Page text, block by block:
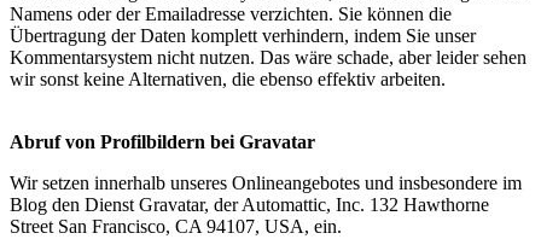
Namens oder der Emailadresse verzichten. Sie können die
Übertragung der Daten komplett verhindern, indem Sie unser
Kommentarsystem nicht nutzen. Das wäre schade, aber leider sehen
wir sonst keine Alternativen, die ebenso effektiv arbeiten.
Abruf von Profilbildern bei Gravatar
Wir setzen innerhalb unseres Onlineangebotes und insbesondere im
Blog den Dienst Gravatar, der Automattic, Inc. 132 Hawthorne
Street San Francisco, CA 94107, USA, ein.